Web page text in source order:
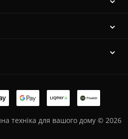
техніка для вашого дому © 2026